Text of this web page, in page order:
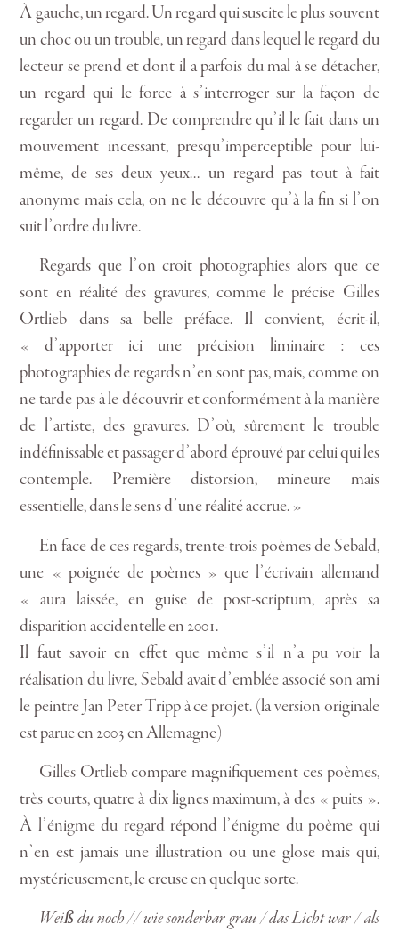
À gauche, un regard. Un regard qui suscite le plus souvent
un choc ou un trouble, un regard dans lequel le regard du
lecteur se prend et dont il a parfois du mal à se détacher,
un regard qui le force à s’interroger sur la façon de
regarder un regard. De comprendre qu’il le fait dans un
mouvement incessant, presqu’imperceptible pour lui-
même, de ses deux yeux… un regard pas tout à fait
anonyme mais cela, on ne le découvre qu’à la fin si l’on
suit l’ordre du livre.
Regards que l’on croit photographies alors que ce
sont en réalité des gravures, comme le précise Gilles
Ortlieb dans sa belle préface. Il convient, écrit-il,
« d’apporter ici une précision liminaire : ces
photographies de regards n’en sont pas, mais, comme on
ne tarde pas à le découvrir et conformément à la manière
de l’artiste, des gravures. D’où, sûrement le trouble
indéfinissable et passager d’abord éprouvé par celui qui les
contemple. Première distorsion, mineure mais
essentielle, dans le sens d’une réalité accrue. »
En face de ces regards, trente-trois poèmes de Sebald,
une « poignée de poèmes » que l’écrivain allemand
« aura laissée, en guise de post-scriptum, après sa
disparition accidentelle en 2001.
Il faut savoir en effet que même s’il n’a pu voir la
réalisation du livre, Sebald avait d’emblée associé son ami
le peintre Jan Peter Tripp à ce projet. (la version originale
est parue en 2003 en Allemagne)
Gilles Ortlieb compare magnifiquement ces poèmes,
très courts, quatre à dix lignes maximum, à des « puits ».
À l’énigme du regard répond l’énigme du poème qui
n’en est jamais une illustration ou une glose mais qui,
mystérieusement, le creuse en quelque sorte.
Weiß du noch // wie sonderbar grau / das Licht war / als